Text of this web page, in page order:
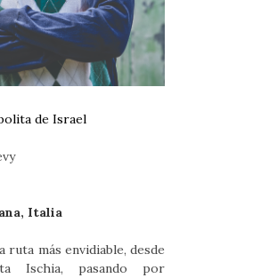
de Israel
Italia
ruta más envidiable, desde
Ischia, pasando por